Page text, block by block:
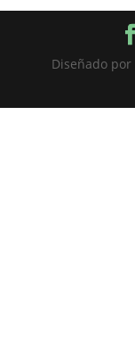
Diseñado por